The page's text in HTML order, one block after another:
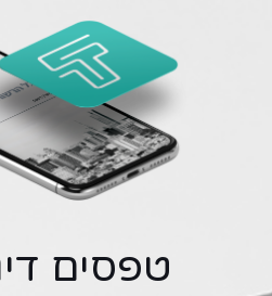
טפסים